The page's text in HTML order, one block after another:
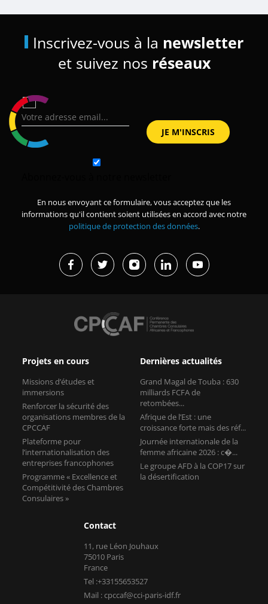
Inscrivez-vous à la newsletter
et suivez nos réseaux
En nous envoyant ce formulaire, vous acceptez que les
informations qu'il contient soient utilisées en accord avec notre
politique de protection des données.
Projets en cours
Missions d’études et
immersions
Renforcer la sécurité des
organisations membres de la
CPCCAF
Plateforme pour
l’internationalisation des
entreprises francophones
Programme « Excellence et
Compétitivité des Chambres
Consulaires »
Dernières actualités
Grand Magal de Touba : 630
milliards FCFA de
retombées...
Afrique de l’Est : une
croissance forte mais des réf...
Journée internationale de la
femme africaine 2026 : c�...
Le groupe AFD à la COP17 sur
la désertification
Contact
11, rue Léon Jouhaux
75010 Paris
France
Tel :+33155653527
Mail : cpccaf@cci-paris-idf.fr